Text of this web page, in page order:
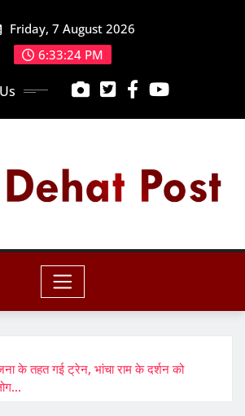
Friday, 7 August 2026
6:33:25 PM
के तहत गई ट्रेन, भांचा राम के दर्शन को